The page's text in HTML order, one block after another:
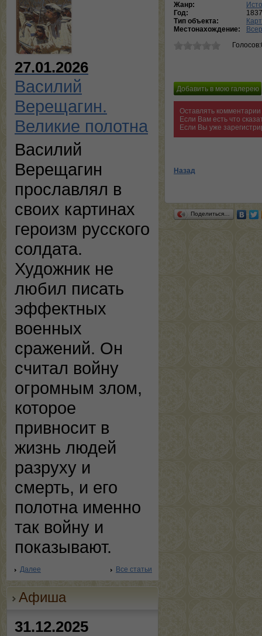
27.01.2026
Василий
Верещагин.
Великие полотна
Василий
Верещагин
прославлял в
своих картинах
героизм русского
солдата.
Художник не
любил писать
эффектных
военных
сражений. Он
считал войну
огромным злом,
которое
привносит в
жизнь людей
разруху и
смерть, и его
полотна именно
так войну и
показывают.
Далее Все статьи
Афиша
31.12.2025
Жанр:
Год:
1837
Тип объекта:
Местонахождение:
Оставлять
Если Вам есть что
Если Вы уже
Назад
Поделиться…